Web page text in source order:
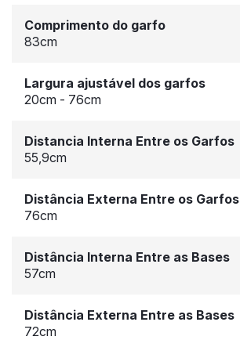
Comprimento do garfo
83cm
Largura ajustável dos garfos
20cm - 76cm
Distancia Interna Entre os Garfos
55,9cm
Distância Externa Entre os Garfos
76cm
Distância Interna Entre as Bases
57cm
Distância Externa Entre as Bases
72cm